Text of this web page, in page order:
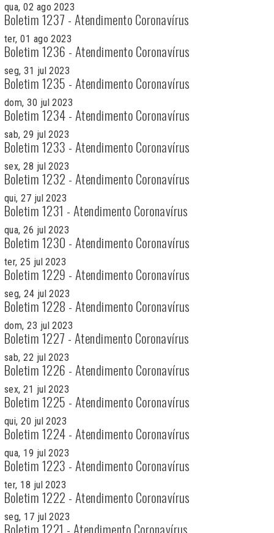
qua, 02 ago 2023
Boletim 1237 - Atendimento Coronavírus
ter, 01 ago 2023
Boletim 1236 - Atendimento Coronavírus
seg, 31 jul 2023
Boletim 1235 - Atendimento Coronavírus
dom, 30 jul 2023
Boletim 1234 - Atendimento Coronavírus
sab, 29 jul 2023
Boletim 1233 - Atendimento Coronavírus
sex, 28 jul 2023
Boletim 1232 - Atendimento Coronavírus
qui, 27 jul 2023
Boletim 1231 - Atendimento Coronavírus
qua, 26 jul 2023
Boletim 1230 - Atendimento Coronavírus
ter, 25 jul 2023
Boletim 1229 - Atendimento Coronavírus
seg, 24 jul 2023
Boletim 1228 - Atendimento Coronavírus
dom, 23 jul 2023
Boletim 1227 - Atendimento Coronavírus
sab, 22 jul 2023
Boletim 1226 - Atendimento Coronavírus
sex, 21 jul 2023
Boletim 1225 - Atendimento Coronavírus
qui, 20 jul 2023
Boletim 1224 - Atendimento Coronavírus
qua, 19 jul 2023
Boletim 1223 - Atendimento Coronavírus
ter, 18 jul 2023
Boletim 1222 - Atendimento Coronavírus
seg, 17 jul 2023
Boletim 1221 - Atendimento Coronavírus